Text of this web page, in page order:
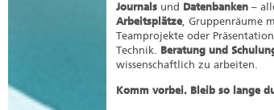
Journals und Datenbanken –
Arbeitsplätze, Gruppenräume
Teamprojekte oder
Technik. Beratung und
wissenschaftlich zu arbeiten.
Komm vorbei. Bleib so lange